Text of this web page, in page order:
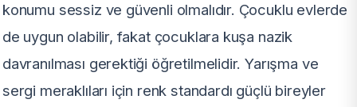
konumu sessiz ve güvenli olmalıdır. Çocuklu evlerde
de uygun olabilir, fakat çocuklara kuşa nazik
davranılması gerektiği öğretilmelidir. Yarışma ve
sergi meraklıları için renk standardı güçlü bireyler